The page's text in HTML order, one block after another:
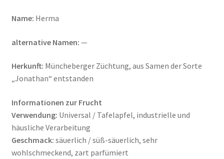
Name: Herma
alternative Namen: —
Herkunft: Müncheberger Züchtung, aus Samen der Sorte
„Jonathan“ entstanden
Informationen zur Frucht
Verwendung: Universal / Tafelapfel, industrielle und
häusliche Verarbeitung
Geschmack: säuerlich / süß-säuerlich, sehr
wohlschmeckend, zart parfümiert